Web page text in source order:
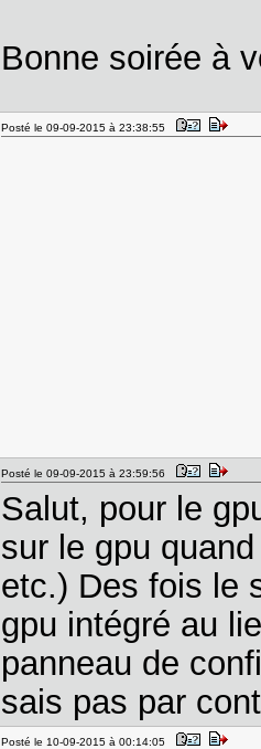
Bonne soirée à
Posté le 09-09-2015 à 23:38:55
Posté le 09-09-2015 à 23:59:56
Salut, pour le
sur le gpu
etc.) Des fois le
gpu intégré au
panneau de
sais pas par
Posté le 10-09-2015 à 00:14:05